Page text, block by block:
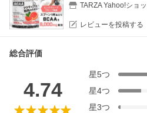
TARZA Yahoo!ショ
レビューを投稿する
総合評価
4.74
星5つ
星4つ
星3つ